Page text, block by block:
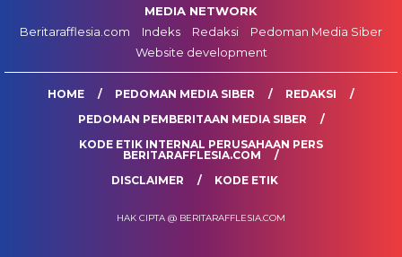
MEDIA NETWORK
Beritarafflesia.com
Indeks Redaksi
Pedoman Media Siber
Website development
HOME PEDOMAN MEDIA SIBER
REDAKSI
PEDOMAN PEMBERITAAN MEDIA SIBER
KODE ETIK INTERNAL PERUSAHAAN PERS
BERITARAFFLESIA.COM
DISCLAIMER
KODE ETIK
HAK CIPTA @ BERITARAFFLESIA.COM